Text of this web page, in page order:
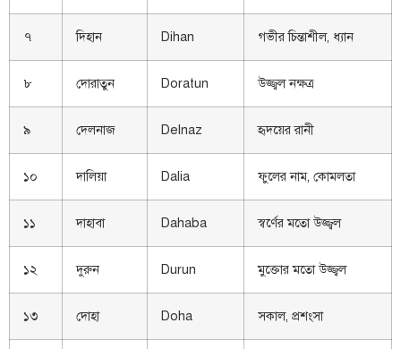
৭ দিহান Dihan গভীর চিন্তাশীল, ধ্যান
৮ দোরাতুন Doratun উজ্জ্বল নক্ষত্র
৯ দেলনাজ Delnaz হৃদয়ের রানী
১০ দালিয়া Dalia ফুলের নাম, কোমলতা
১১ দাহাবা Dahaba স্বর্ণের মতো উজ্জ্বল
১২ দুরুন Durun মুক্তোর মতো উজ্জ্বল
১৩ দোহা Doha সকাল, প্রশংসা